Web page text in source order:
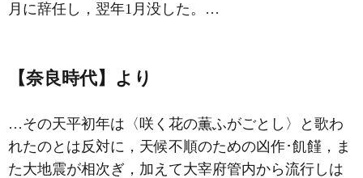
月に辞任し，翌年1月没した。…
【奈良時代】より
…その天平初年は〈咲く花の薫ふがごとし〉と歌わ
れたのとは反対に，天候不順のための凶作･飢饉，ま
た大地震が相次ぎ，加えて大宰府管内から流行しは